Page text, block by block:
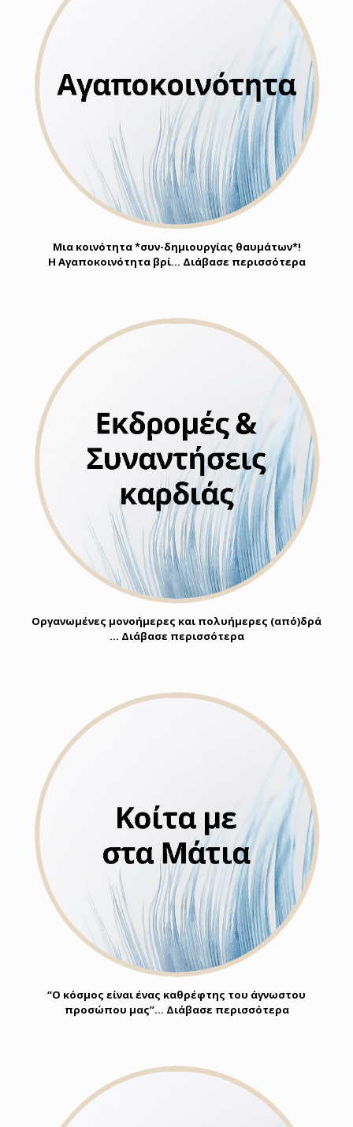
Μια κοινότητα *συν-δημιουργίας θαυμάτων*!
Η Αγαποκοινότητα βρί… Διάβασε περισσότερα
Οργανωμένες μονοήμερες και πολυήμερες (από)δρά
… Διάβασε περισσότερα
“Ο κόσμος είναι ένας καθρέφτης του άγνωστου
προσώπου μας”… Διάβασε περισσότερα